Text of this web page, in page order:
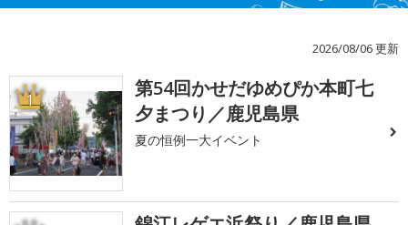
2026/08/06 更新
1
第54回かせだゆめぴか本町七
夕まつり／鹿児島県
夏の恒例一大イベント